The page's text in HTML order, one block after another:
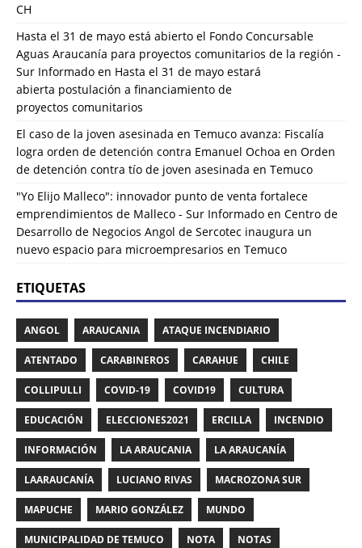
CH
Hasta el 31 de mayo está abierto el Fondo Concursable
Aguas Araucanía para proyectos comunitarios de la región -
Sur Informado en Hasta el 31 de mayo estará
abierta postulación a financiamiento de
proyectos comunitarios
El caso de la joven asesinada en Temuco avanza: Fiscalía
logra orden de detención contra Emanuel Ochoa en Orden
de detención contra tío de joven asesinada en Temuco
"Yo Elijo Malleco": innovador punto de venta fortalece
emprendimientos de Malleco - Sur Informado en Centro de
Desarrollo de Negocios Angol de Sercotec inaugura un
nuevo espacio para microempresarios en Temuco
ETIQUETAS
ANGOL ARAUCANIA ATAQUE INCENDIARIO
ATENTADO CARABINEROS CARAHUE CHILE
COLLIPULLI COVID-19 COVID19 CULTURA
EDUCACIÓN ELECCIONES2021 ERCILLA INCENDIO
INFORMACIÓN LA ARAUCANIA LA ARAUCANÍA
LAARAUCANÍA LUCIANO RIVAS MACROZONA SUR
MAPUCHE MARIO GONZÁLEZ MUNDO
MUNICIPALIDAD DE TEMUCO NOTA NOTAS